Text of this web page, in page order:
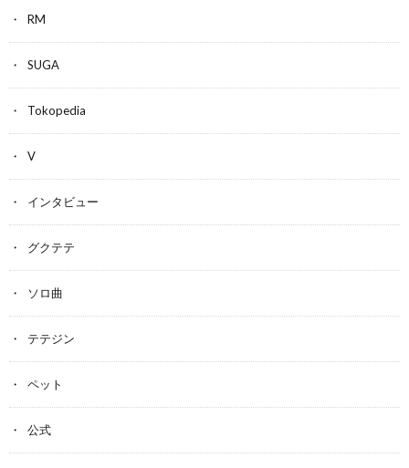
RM
SUGA
Tokopedia
V
インタビュー
グクテテ
ソロ曲
テテジン
ペット
公式